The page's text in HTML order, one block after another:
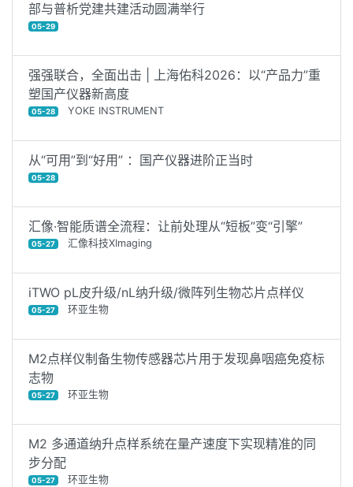
部与普析党建共建活动圆满举行
05-29
强强联合，全面出击 | 上海佑科2026：以“产品力”重
塑国产仪器新高度
05-28 YOKE INSTRUMENT
从“可用”到“好用” ：国产仪器进阶正当时
05-28
汇像·智能质谱全流程：让前处理从“短板”变“引擎”
05-27 汇像科技XImaging
iTWO pL皮升级/nL纳升级/微阵列生物芯片点样仪
05-27 环亚生物
M2点样仪制备生物传感器芯片用于发现鼻咽癌免疫标
志物
05-27 环亚生物
M2 多通道纳升点样系统在量产速度下实现精准的同
步分配
05-27 环亚生物